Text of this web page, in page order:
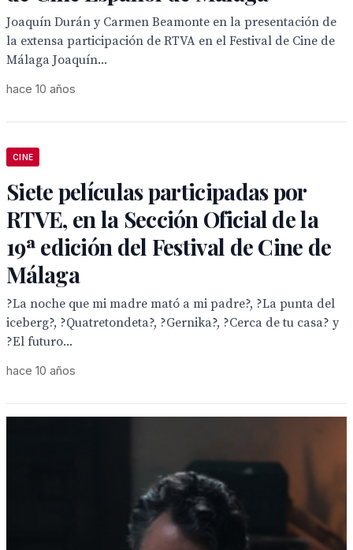
Joaquín Durán y Carmen Beamonte en la presentación de
la extensa participación de RTVA en el Festival de Cine de
Málaga Joaquín...
hace 10 años
CINE
Siete películas participadas por
RTVE, en la Sección Oficial de la
19ª edición del Festival de Cine de
Málaga
?La noche que mi madre mató a mi padre?, ?La punta del
iceberg?, ?Quatretondeta?, ?Gernika?, ?Cerca de tu casa? y
?El futuro...
hace 10 años